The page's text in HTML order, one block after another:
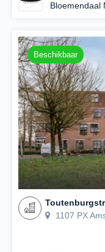
Bloemendaal
Beschikbaar
1107 PX